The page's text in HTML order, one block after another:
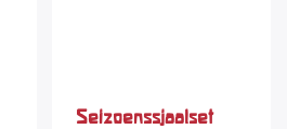
Seizoenssjaalset